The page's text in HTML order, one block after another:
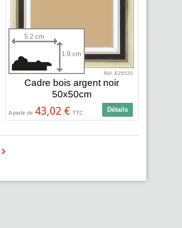
5.2 cm
1.9 cm
Réf. E26520
Cadre bois argent noir
50x50cm
Détails
A partir de 43,02 € TTC